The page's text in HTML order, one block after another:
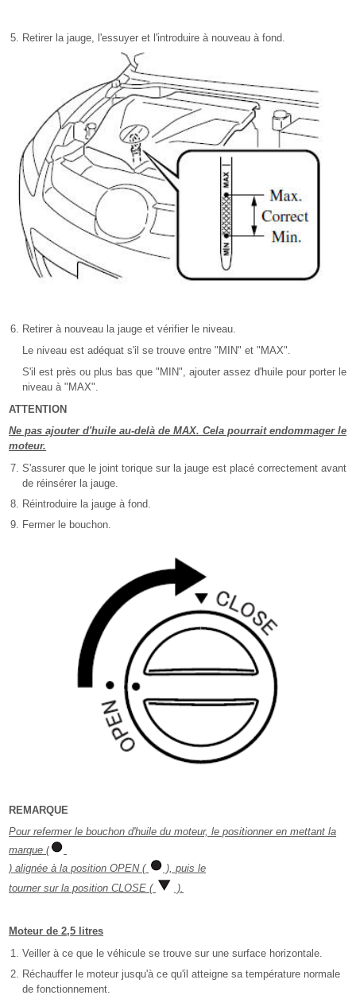
Retirer la jauge, l'essuyer et l'introduire à nouveau à fond.
Retirer à nouveau la jauge et vérifier le niveau.
Le niveau est adéquat s'il se trouve entre "MIN" et "MAX".
S'il est près ou plus bas que "MIN", ajouter assez d'huile pour porter le
niveau à "MAX".
ATTENTION
Ne pas ajouter d'huile au-delà de MAX. Cela pourrait endommager le
moteur.
S'assurer que le joint torique sur la jauge est placé correctement avant
de réinsérer la jauge.
Réintroduire la jauge à fond.
Fermer le bouchon.
REMARQUE
Pour refermer le bouchon d'huile du moteur, le positionner en mettant la
marque (
) alignée à la position OPEN (
), puis le
tourner sur la position CLOSE (
).
Moteur de 2,5 litres
Veiller à ce que le véhicule se trouve sur une surface horizontale.
Réchauffer le moteur jusqu'à ce qu'il atteigne sa température normale
de fonctionnement.